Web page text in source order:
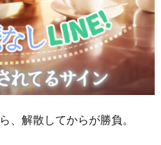
、解散してからが勝負。